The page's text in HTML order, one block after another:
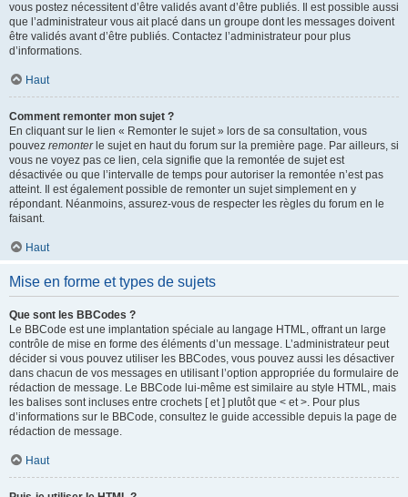
vous postez nécessitent d’être validés avant d’être publiés. Il est possible aussi
que l’administrateur vous ait placé dans un groupe dont les messages doivent
être validés avant d’être publiés. Contactez l’administrateur pour plus
d’informations.
Haut
Comment remonter mon sujet ?
En cliquant sur le lien « Remonter le sujet » lors de sa consultation, vous
pouvez remonterle sujet en haut du forum sur la première page. Par ailleurs, si
vous ne voyez pas ce lien, cela signifie que la remontée de sujet est
désactivée ou que l’intervalle de temps pour autoriser la remontée n’est pas
atteint. Il est également possible de remonter un sujet simplement en y
répondant. Néanmoins, assurez-vous de respecter les règles du forum en le
faisant.
Haut
Mise en forme et types de sujets
Que sont les BBCodes ?
Le BBCode est une implantation spéciale au langage HTML, offrant un large
contrôle de mise en forme des éléments d’un message. L’administrateur peut
décider si vous pouvez utiliser les BBCodes, vous pouvez aussi les désactiver
dans chacun de vos messages en utilisant l’option appropriée du formulaire de
rédaction de message. Le BBCode lui-même est similaire au style HTML, mais
les balises sont incluses entre crochets [ et ] plutôt que < et >. Pour plus
d’informations sur le BBCode, consultez le guide accessible depuis la page de
rédaction de message.
Haut